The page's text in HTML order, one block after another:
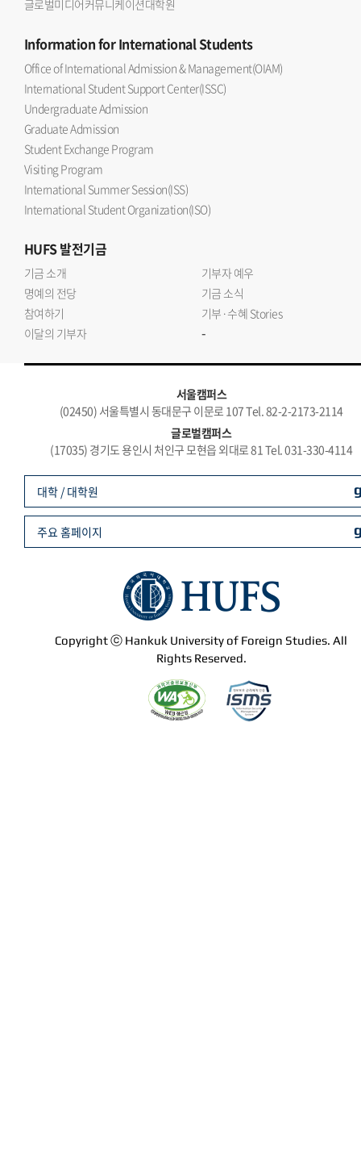
글로벌미디어커뮤니케이션대학원
Informationfor International Students
Office of International Admission & Management(OIAM)
International Student Support Center(ISSC)
Undergraduate Admission
Graduate Admission
Student Exchange Program
Visiting Program
International Summer Session(ISS)
International Student Organization(ISO)
HUFS발전기금
기금 소개
기부자 예우
명예의 전당
기금 소식
참여하기
기부·수혜 Stories
이달의 기부자
-
서울캠퍼스
(02450) 서울특별시 동대문구 이문로 107 Tel. 82-2-2173-2114
글로벌캠퍼스
(17035) 경기도 용인시 처인구 모현읍 외대로 81 Tel. 031-330-4114
Copyright ⓒ Hankuk University of Foreign Studies. All
Rights Reserved.
대학 / 대학원
주요 홈페이지